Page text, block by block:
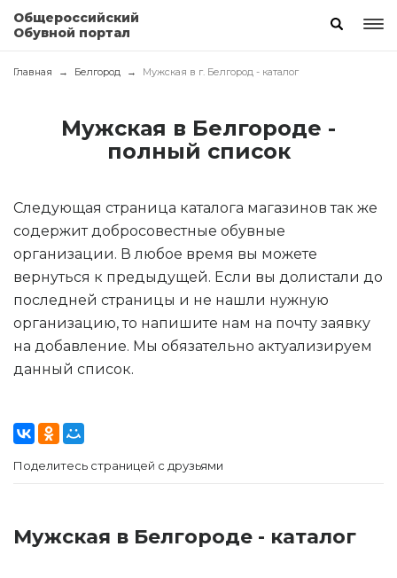
Общероссийский
Обувной портал
Главная Белгород Мужская в г. Белгород - каталог
Мужская в Белгороде -
полный список
Следующая страница каталога магазинов так же
содержит добросовестные обувные
организации. В любое время вы можете
вернуться к предыдущей. Если вы долистали до
последней страницы и не нашли нужную
организацию, то напишите нам на почту заявку
на добавление. Мы обязательно актуализируем
данный список.
Поделитесь страницей с друзьями
Мужская в Белгороде - каталог